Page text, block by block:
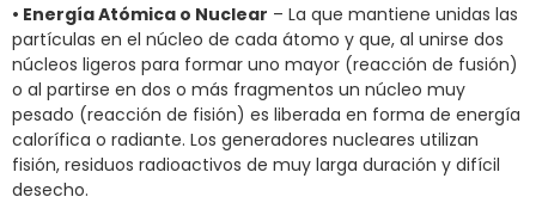
• Energía Atómica o Nuclear – La que mantiene unidas las
partículas en el núcleo de cada átomo y que, al unirse dos
núcleos ligeros para formar uno mayor (reacción de fusión)
o al partirse en dos o más fragmentos un núcleo muy
pesado (reacción de fisión) es liberada en forma de energía
calorífica o radiante. Los generadores nucleares utilizan
fisión, residuos radioactivos de muy larga duración y difícil
desecho.